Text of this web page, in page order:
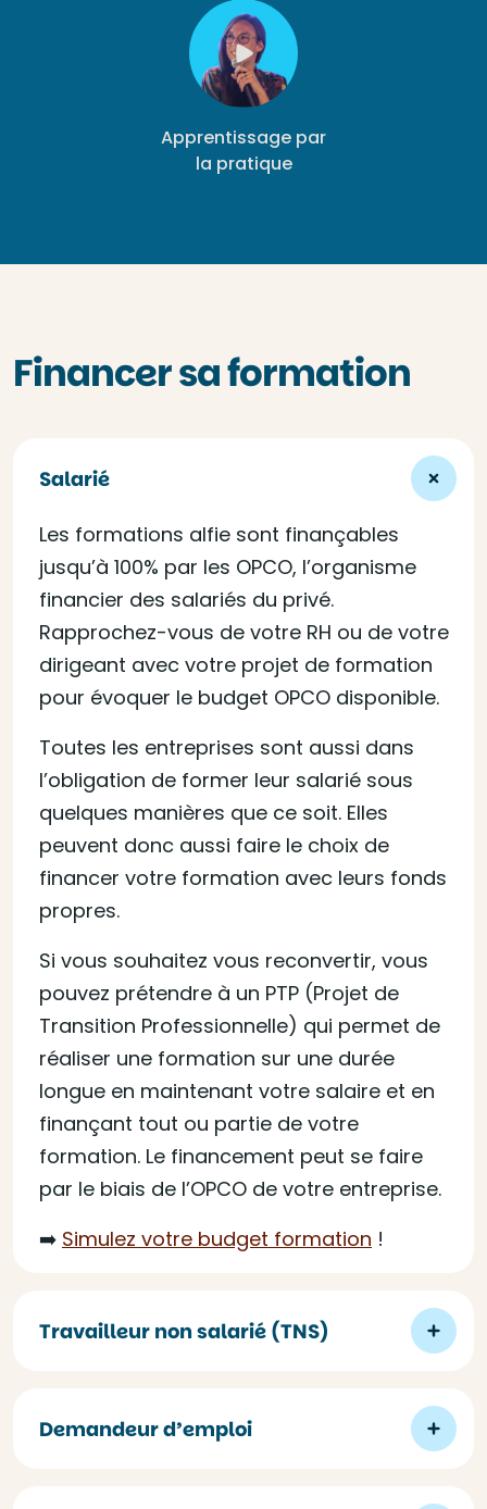
Apprentissage par
la pratique
Financer sa formation
Salarié
Les formations alfie sont finançables
jusqu’à 100% par les OPCO, l’organisme
financier des salariés du privé.
Rapprochez-vous de votre RH ou de votre
dirigeant avec votre projet de formation
pour évoquer le budget OPCO disponible.
Toutes les entreprises sont aussi dans
l’obligation de former leur salarié sous
quelques manières que ce soit. Elles
peuvent donc aussi faire le choix de
financer votre formation avec leurs fonds
propres.
Si vous souhaitez vous reconvertir, vous
pouvez prétendre à un PTP (Projet de
Transition Professionnelle) qui permet de
réaliser une formation sur une durée
longue en maintenant votre salaire et en
finançant tout ou partie de votre
formation. Le financement peut se faire
par le biais de l’OPCO de votre entreprise.
➡️ Simulez votre budget formation !
Travailleur non salarié (TNS)
Demandeur d’emploi